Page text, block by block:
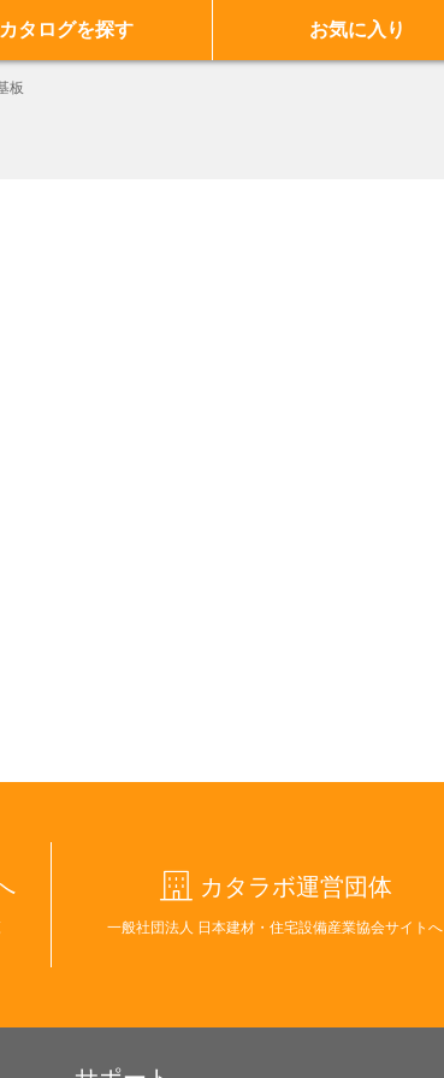
カタログを探す お気に入り
板
カタラボ運営団体
一般社団法人 日本建材・住宅設備産業協会サイトへ